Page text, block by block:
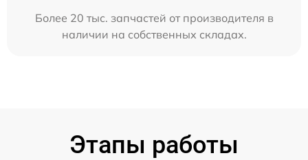
Более 20 тыс. запчастей от производителя в
наличии на собственных складах.
Этапы работы